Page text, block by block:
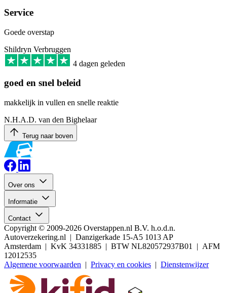
Service
Goede overstap
Shildryn Verbruggen
4 dagen geleden
goed en snel beleid
makkelijk in vullen en snelle reaktie
N.H.A.D. van den Bighelaar
Terug naar boven
Over ons
Informatie
Contact
Copyright © 2009-2026 Overstappen.nl B.V. h.o.d.n.
Autoverzekering.nl | Danzigerkade 15-A5 1013 AP
Amsterdam | KvK 34331885 | BTW NL820572937B01 | AFM
12012535
Algemene voorwaarden | Privacy en cookies | Dienstenwijzer